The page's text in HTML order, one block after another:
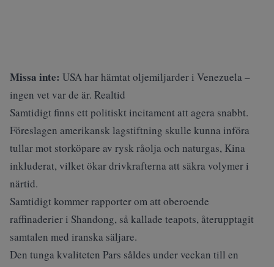
Missa inte: USA har hämtat oljemiljarder i Venezuela –
ingen vet var de är. Realtid
Samtidigt finns ett politiskt incitament att agera snabbt.
Föreslagen amerikansk lagstiftning skulle kunna införa
tullar mot storköpare av rysk råolja och naturgas, Kina
inkluderat, vilket ökar drivkrafterna att säkra volymer i
närtid.
Samtidigt kommer rapporter om att oberoende
raffinaderier i Shandong, så kallade teapots, återupptagit
samtalen med iranska säljare.
Den tunga kvaliteten Pars såldes under veckan till en